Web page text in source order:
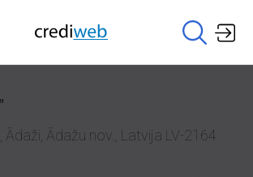
Ādaži, Ādažu nov., Latvija LV-2164